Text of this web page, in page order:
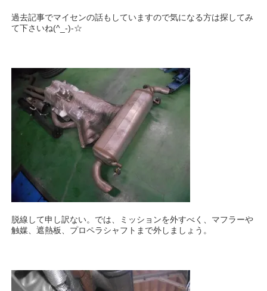
過去記事でマイセンの話もしていますので気になる方は探してみ
て下さいね(^_-)-☆
脱線して申し訳ない。では、ミッションを外すべく、マフラーや
触媒、遮熱板、プロペラシャフトまで外しましょう。